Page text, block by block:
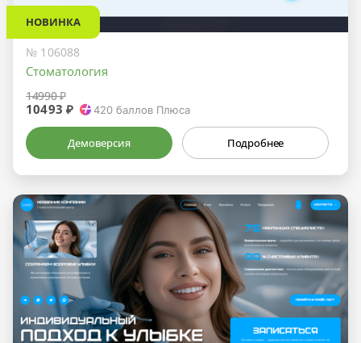
НОВИНКА
№ 106088
Стоматология
14990 ₽
10493 ₽ 420 баллов Плюса
Демоверсия Подробнее